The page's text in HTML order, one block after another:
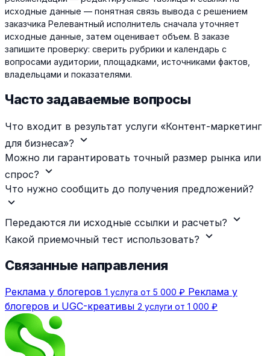
исходные данные — понятная связь вывода с решением
заказчика Релевантный исполнитель сначала уточняет
исходные данные, затем оценивает объем. В заказе
запишите проверку: сверить рубрики и календарь с
вопросами аудитории, площадками, источниками фактов,
владельцами и показателями.
Часто задаваемые вопросы
Что входит в результат услуги «Контент-маркетинг
для бизнеса»? expand_more
Можно ли гарантировать точный размер рынка или
спрос? expand_more
Что нужно сообщить до получения предложений?
expand_more
Передаются ли исходные ссылки и расчеты? expand_more
Какой приемочный тест использовать? expand_more
Связанные направления
Реклама у блогеров 1 услуга от 5 000 ₽ Реклама у
блогеров и UGC-креативы 2 услуги от 1 000 ₽